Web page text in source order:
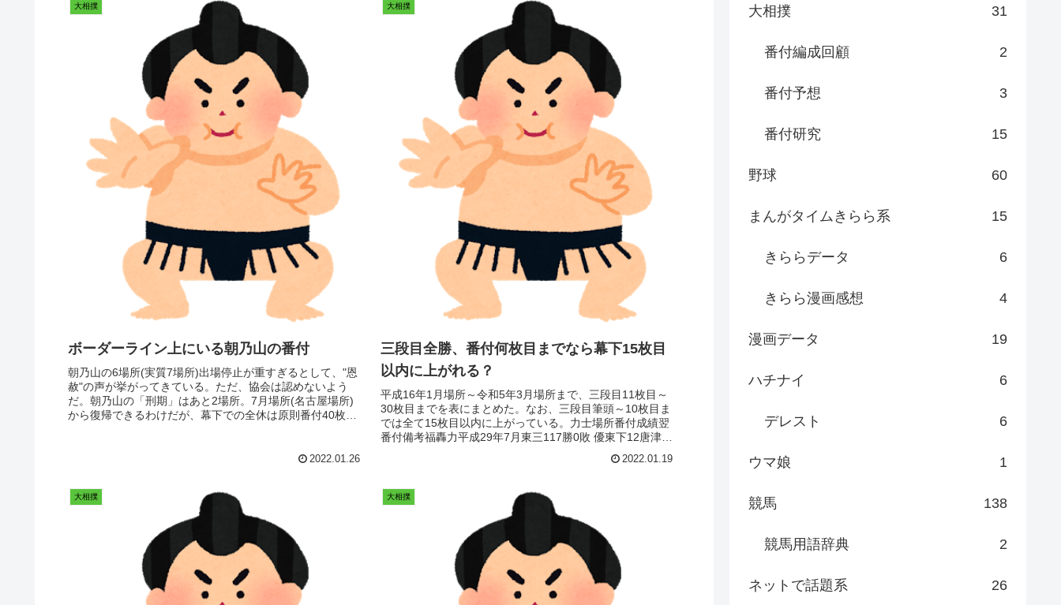
大相撲
ボーダーライン上にいる朝乃山の番付
朝乃山の6場所(実質7場所)出場停止が重すぎるとして、"恩
赦"の声が挙がってきている。ただ、協会は認めないよう
だ。朝乃山の「刑期」はあと2場所。7月場所(名古屋場所)
から復帰できるわけだが、幕下での全休は原則番付40枚降
2022.01.26
大相撲
三段目全勝、番付何枚目までなら幕下15枚目
以内に上がれる？
平成16年1月場所～令和5年3月場所まで、三段目11枚目～
30枚目までを表にまとめた。なお、三段目筆頭～10枚目ま
では全て15枚目以内に上がっている。力士場所番付成績翌
番付備考福轟力平成29年7月東三117勝0敗 優東下12唐津海
2022.01.19
大相撲 大相撲
大相撲 31
番付編成回顧 2
番付予想 3
番付研究 15
野球 60
まんがタイムきらら系 15
きららデータ 6
きらら漫画感想 4
漫画データ 19
ハチナイ 6
デレスト 6
ウマ娘 1
競馬 138
競馬用語辞典 2
ネットで話題系 26